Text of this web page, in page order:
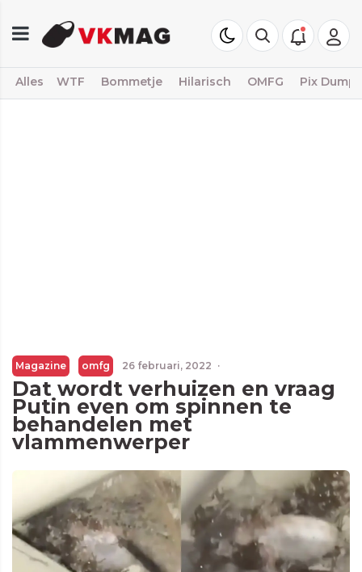
Alles WTF Bommetje Hilarisch OMFG Pix Dump
Magazine omfg 26 februari, 2022 ·
Dat wordt verhuizen en vraag
Putin even om spinnen te
behandelen met
vlammenwerper